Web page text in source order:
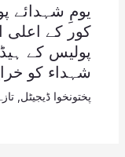
یومِ شہدائے
کور کے اعلی
پولیس کے ہیڈ
شہداء کو
پختونخوا ڈیجیٹل